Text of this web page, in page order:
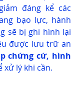
đáng kể các
bạo lực, hành
sẽ bị ghi hình lại
được lưu trữ an
chứng cứ, hình
xử lý khi cần.